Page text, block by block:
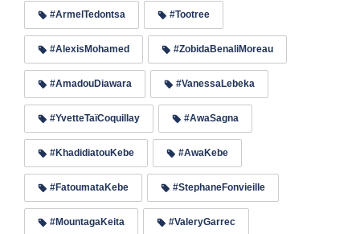
#ArmelTedontsa #Tootree
#AlexisMohamed #ZobidaBenaliMoreau
#AmadouDiawara #VanessaLebeka
#YvetteTaïCoquillay #AwaSagna
#KhadidiatouKebe #AwaKebe
#FatoumataKebe #StephaneFonvieille
#MountagaKeita #ValeryGarrec